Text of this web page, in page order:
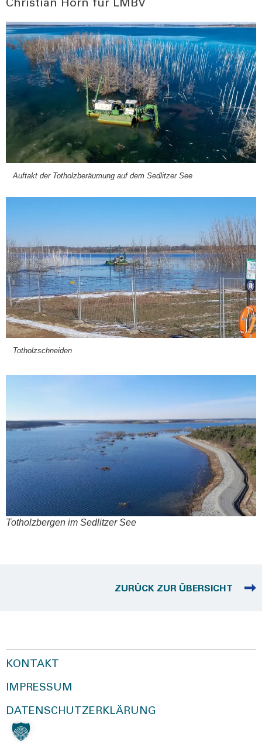
Christian Horn für LMBV
Auf­takt der Tot­holz­be­räu­mung auf dem Sedlit­zer See
Tot­holz­schnei­den
Tot­holz­ber­gen im Sedlit­zer See
ZURÜCK ZUR ÜBERSICHT
KONTAKT
IMPRESSUM
DATENSCHUTZERKLÄRUNG